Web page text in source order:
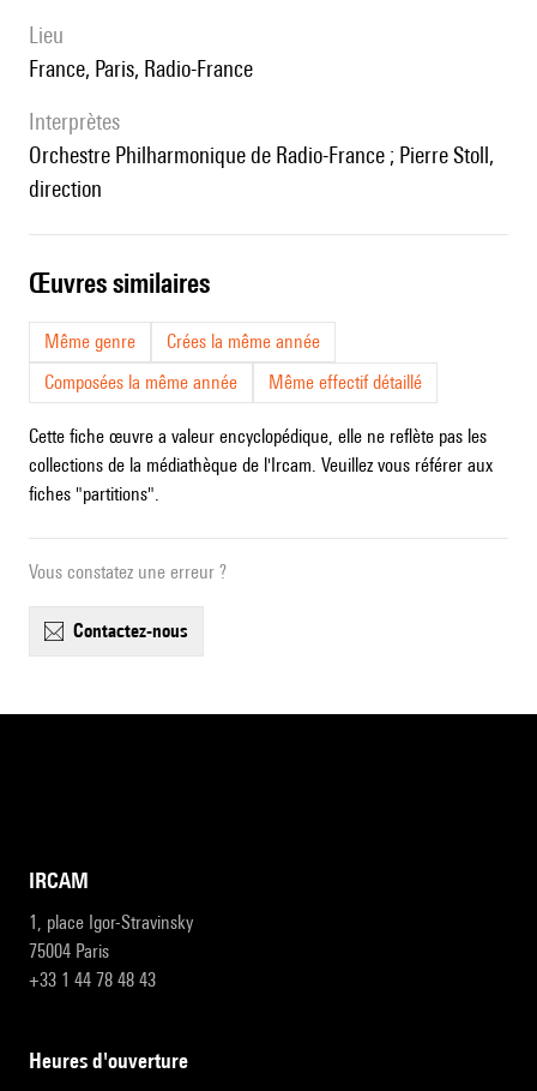
lieu
France, Paris, Radio-France
interprètes
Orchestre Philharmonique de Radio-France ; Pierre Stoll,
direction
œuvres similaires
Même genre
Crées la même année
Composées la même année
Même effectif détaillé
Cette fiche œuvre a valeur encyclopédique, elle ne reflète pas les
collections de la médiathèque de l'Ircam. Veuillez vous référer aux
fiches "partitions".
Vous constatez une erreur ?
contactez-nous
IRCAM
1, place Igor-Stravinsky
75004 Paris
+33 1 44 78 48 43
heures d'ouverture